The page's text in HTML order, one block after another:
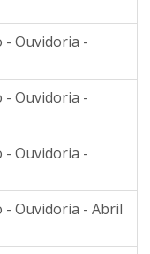
- Ouvidoria -
- Ouvidoria -
- Ouvidoria -
- Ouvidoria - Abril